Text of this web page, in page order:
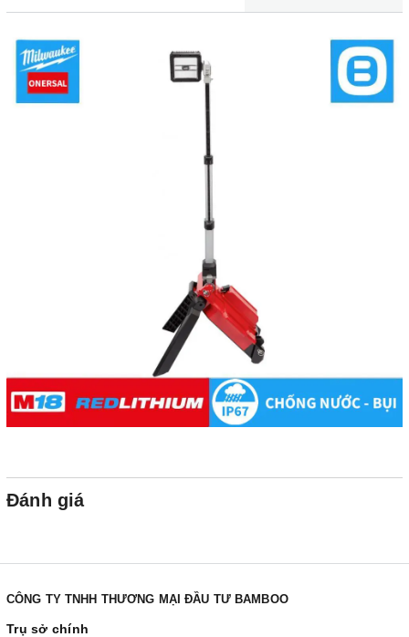
Đánh giá
CÔNG TY TNHH THƯƠNG MẠI ĐẦU TƯ BAMBOO
Trụ sở chính